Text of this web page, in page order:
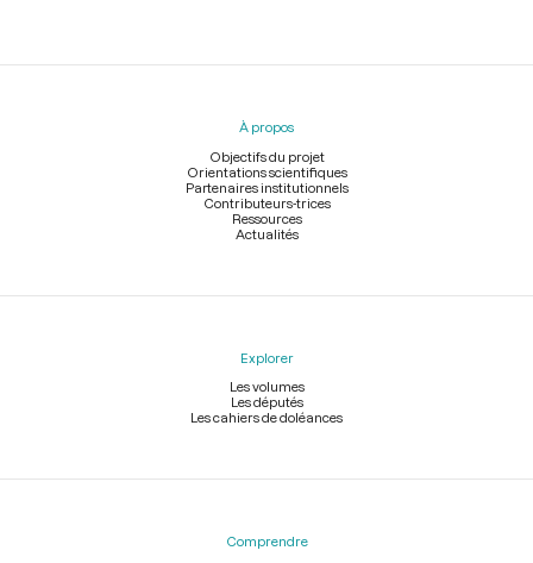
Menu
À propos
Objectifs du projet
Orientations scientifiques
Partenaires institutionnels
Contributeurs-trices
Ressources
Actualités
Explorer
Les volumes
Les députés
Les cahiers de doléances
Comprendre